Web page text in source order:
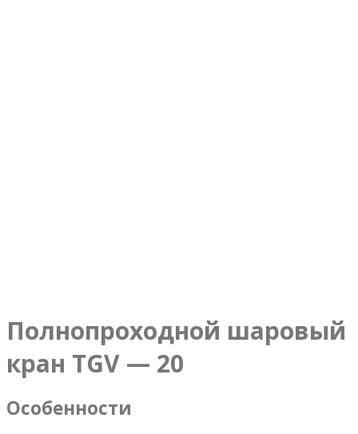
Полнопроходной шаровый
кран TGV — 20
Особенности